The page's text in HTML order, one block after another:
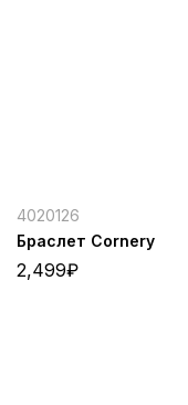
4020126
Браслет Cornery
2,499₽